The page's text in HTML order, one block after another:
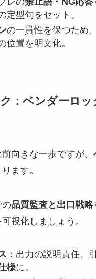
定型句をセット。
の一貫性を保つため
位置を明文化。
：ベンダーロッ
向きな一歩ですが、
ます。
の品質監査と出口戦略
視化しましょう。
：出力の説明責任、
様に。